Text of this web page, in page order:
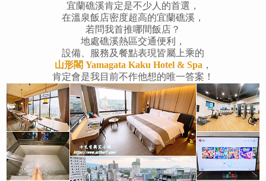
宜蘭礁溪肯定是不少人的首選，
在溫泉飯店密度超高的宜蘭礁溪，
若問我首推哪間飯店？
地處礁溪熱區交通便利，
設備、服務及餐點表現皆屬上乘的
山形閣 Yamagata Kaku Hotel & Spa ，
肯定會是我目前不作他想的唯一答案！